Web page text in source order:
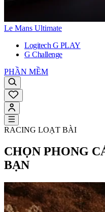
Le Mans Ultimate
Logitech G PLAY
G Challenge
PHẦN MỀM
RACING LOẠT BÀI
CHỌN PHONG
BẠN